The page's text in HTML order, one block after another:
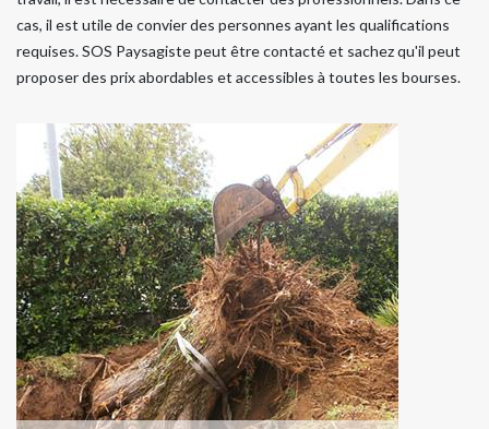
cas, il est utile de convier des personnes ayant les qualifications
requises. SOS Paysagiste peut être contacté et sachez qu'il peut
proposer des prix abordables et accessibles à toutes les bourses.